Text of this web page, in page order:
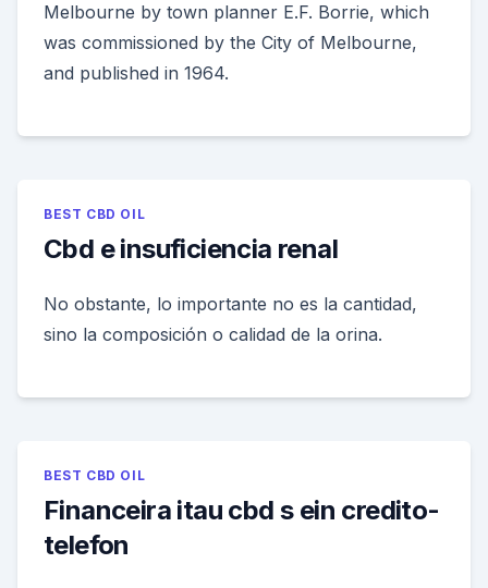
Melbourne by town planner E.F. Borrie, which
was commissioned by the City of Melbourne,
and published in 1964.
BEST CBD OIL
Cbd e insuficiencia renal
No obstante, lo importante no es la cantidad,
sino la composición o calidad de la orina.
BEST CBD OIL
Financeira itau cbd s ein credito-
telefon